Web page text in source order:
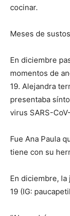
cocinar.
Meses de sustos
En diciembre
momentos de
19. Alejandra
presentaba
virus SARS-
Fue Ana Paula
tiene con su
En diciembre, la
19 (IG: